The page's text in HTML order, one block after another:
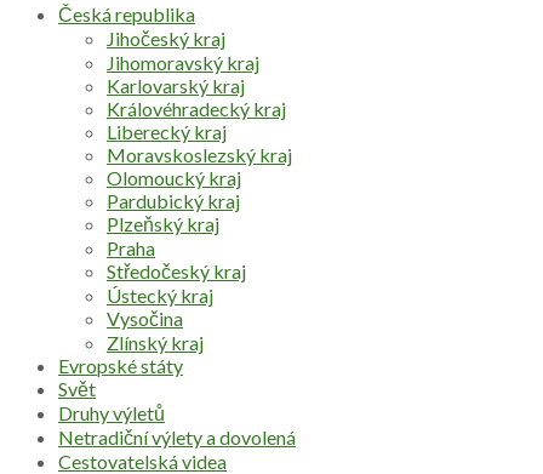
Česká republika
Jihočeský kraj
Jihomoravský kraj
Karlovarský kraj
Královéhradecký kraj
Liberecký kraj
Moravskoslezský kraj
Olomoucký kraj
Pardubický kraj
Plzeňský kraj
Praha
Středočeský kraj
Ústecký kraj
Vysočina
Zlínský kraj
Evropské státy
Svět
Druhy výletů
Netradiční výlety a dovolená
Cestovatelská videa